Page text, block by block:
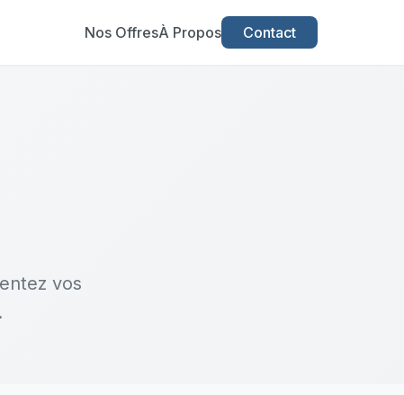
Nos OffresÀ Propos Contact
vos